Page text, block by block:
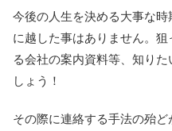
今後の人生を決める大事な
に越した事はありません。
る会社の案内資料等、知り
しょう！
その際に連絡する手法の殆